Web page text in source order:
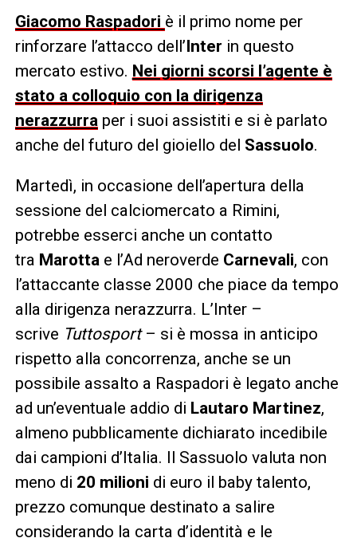
Giacomo Raspadori è il primo nome per
rinforzare l’attacco dell’Inter in questo
mercato estivo. Nei giorni scorsi l’agente è
stato a colloquio con la dirigenza
nerazzurra per i suoi assistiti e si è parlato
anche del futuro del gioiello del Sassuolo.
Martedì, in occasione dell’apertura della
sessione del calciomercato a Rimini,
potrebbe esserci anche un contatto
tra Marotta e l’Ad neroverde Carnevali, con
l’attaccante classe 2000 che piace da tempo
alla dirigenza nerazzurra. L’Inter –
scrive Tuttosport– si è mossa in anticipo
rispetto alla concorrenza, anche se un
possibile assalto a Raspadori è legato anche
ad un’eventuale addio di Lautaro Martinez,
almeno pubblicamente dichiarato incedibile
dai campioni d’Italia. Il Sassuolo valuta non
meno di 20 milioni di euro il baby talento,
prezzo comunque destinato a salire
considerando la carta d’identità e le